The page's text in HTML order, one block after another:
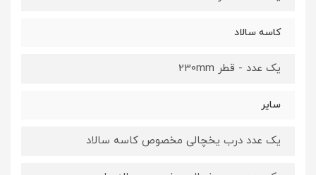
کاسه سالاد
یک عدد - قطر 230mm
سایر
یک عدد درب یخچالی مخصوص کاسه سالاد